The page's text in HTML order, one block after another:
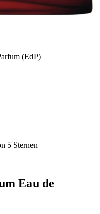
5 Sternen
Eau de